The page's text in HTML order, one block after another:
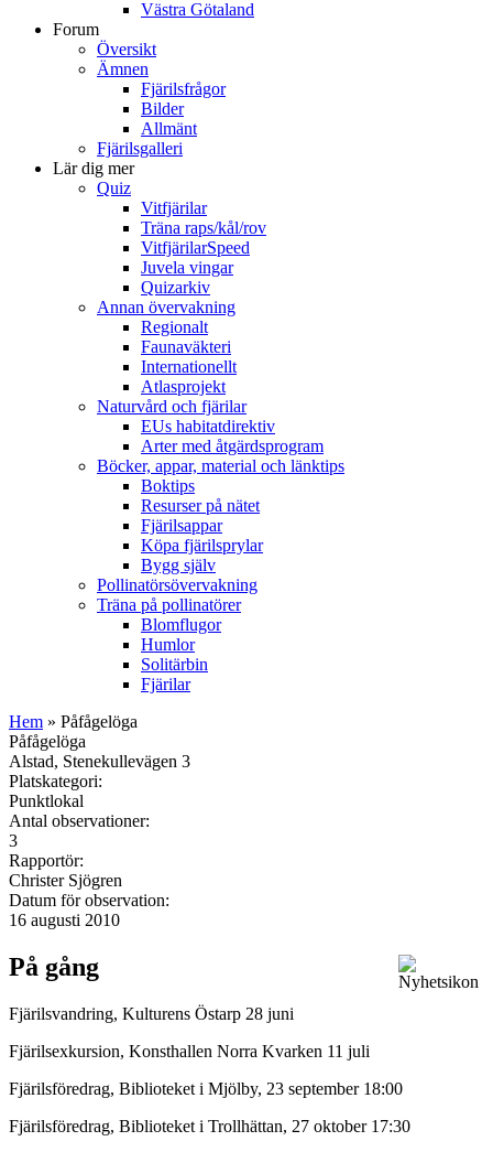
Västra Götaland
Forum
Översikt
Ämnen
Fjärilsfrågor
Bilder
Allmänt
Fjärilsgalleri
Lär dig mer
Quiz
Vitfjärilar
Träna raps/kål/rov
VitfjärilarSpeed
Juvela vingar
Quizarkiv
Annan övervakning
Regionalt
Faunaväkteri
Internationellt
Atlasprojekt
Naturvård och fjärilar
EUs habitatdirektiv
Arter med åtgärdsprogram
Böcker, appar, material och länktips
Boktips
Resurser på nätet
Fjärilsappar
Köpa fjärilsprylar
Bygg själv
Pollinatörsövervakning
Träna på pollinatörer
Blomflugor
Humlor
Solitärbin
Fjärilar
Hem » Påfågelöga
Påfågelöga
Alstad, Stenekullevägen 3
Platskategori:
Punktlokal
Antal observationer:
3
Rapportör:
Christer Sjögren
Datum för observation:
16 augusti 2010
På gång
Fjärilsvandring, Kulturens Östarp 28 juni
Fjärilsexkursion, Konsthallen Norra Kvarken 11 juli
Fjärilsföredrag, Biblioteket i Mjölby, 23 september 18:00
Fjärilsföredrag, Biblioteket i Trollhättan, 27 oktober 17:30